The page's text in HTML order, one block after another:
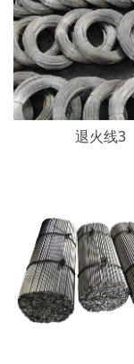
退火线3